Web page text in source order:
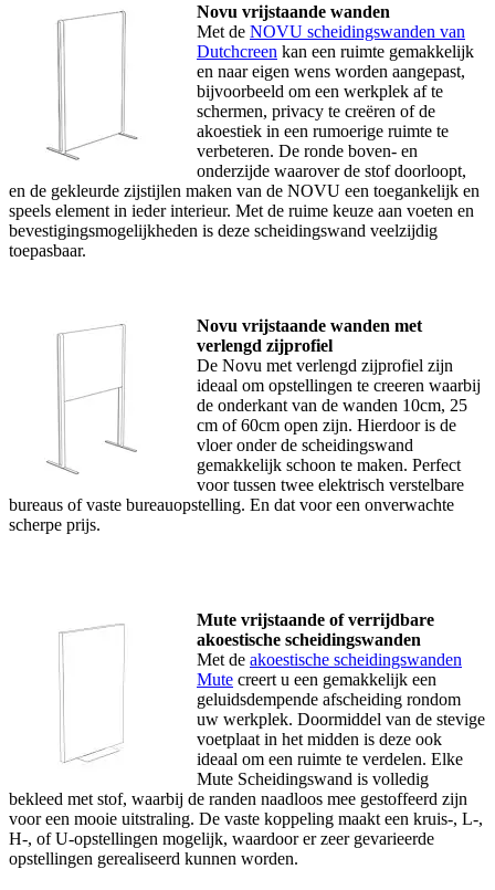
Novu vrijstaande wanden
Met de NOVU scheidingswanden van
Dutchcreen kan een ruimte gemakkelijk
en naar eigen wens worden aangepast,
bijvoorbeeld om een werkplek af te
schermen, privacy te creëren of de
akoestiek in een rumoerige ruimte te
verbeteren. De ronde boven- en
onderzijde waarover de stof doorloopt,
en de gekleurde zijstijlen maken van de NOVU een toegankelijk en
speels element in ieder interieur. Met de ruime keuze aan voeten en
bevestigingsmogelijkheden is deze scheidingswand veelzijdig
toepasbaar.
Novu vrijstaande wanden met
verlengd zijprofiel
De Novu met verlengd zijprofiel zijn
ideaal om opstellingen te creeren waarbij
de onderkant van de wanden 10cm, 25
cm of 60cm open zijn. Hierdoor is de
vloer onder de scheidingswand
gemakkelijk schoon te maken. Perfect
voor tussen twee elektrisch verstelbare
bureaus of vaste bureauopstelling. En dat voor een onverwachte
scherpe prijs.
Mute vrijstaande of verrijdbare
akoestische scheidingswanden
Met de akoestische scheidingswanden
Mute creert u een gemakkelijk een
geluidsdempende afscheiding rondom
uw werkplek. Doormiddel van de stevige
voetplaat in het midden is deze ook
ideaal om een ruimte te verdelen. Elke
Mute Scheidingswand is volledig
bekleed met stof, waarbij de randen naadloos mee gestoffeerd zijn
voor een mooie uitstraling. De vaste koppeling maakt een kruis-, L-,
H-, of U-opstellingen mogelijk, waardoor er zeer gevarieerde
opstellingen gerealiseerd kunnen worden.